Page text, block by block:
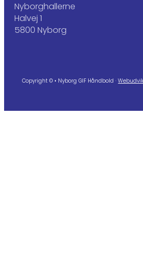
Nyborghallerne
Halvej 1
5800 Nyborg
Copyright © • Nyborg GIF Håndbold ·